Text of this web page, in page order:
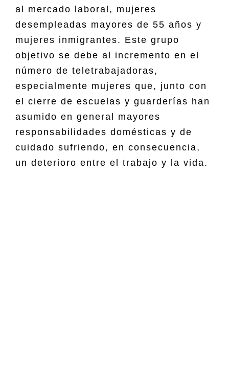
al mercado laboral, mujeres
desempleadas mayores de 55 años y
mujeres inmigrantes. Este grupo
objetivo se debe al incremento en el
número de teletrabajadoras,
especialmente mujeres que, junto con
el cierre de escuelas y guarderías han
asumido en general mayores
responsabilidades domésticas y de
cuidado sufriendo, en consecuencia,
un deterioro entre el trabajo y la vida.